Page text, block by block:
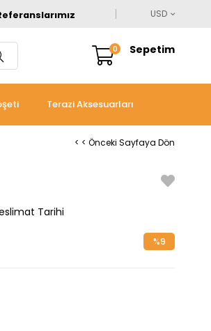
USD
Sepetim
0
Terazi Aksesuarları
< < Önceki Sayfaya Dön
Tarihi
%9